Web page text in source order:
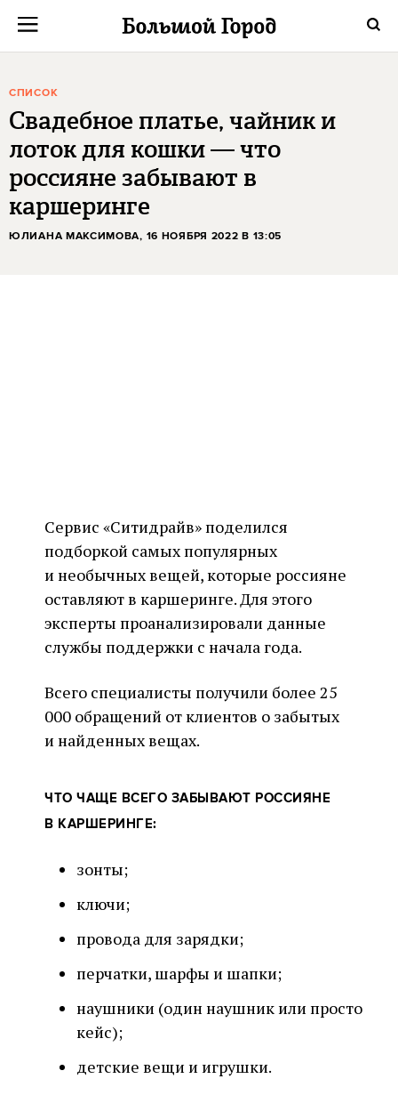
СПИСОК
Свадебное платье, чайник и
лоток для кошки — что
россияне забывают в
каршеринге
ЮЛИАНА МАКСИМОВА, 16 НОЯБРЯ 2022 В 13:05
Сервис «Ситидрайв» поделился
подборкой самых популярных
и необычных вещей, которые россияне
оставляют в каршеринге. Для этого
эксперты проанализировали данные
службы поддержки с начала года.
Всего специалисты получили более 25
000 обращений от клиентов о забытых
и найденных вещах.
ЧТО ЧАЩЕ ВСЕГО ЗАБЫВАЮТ РОССИЯНЕ
В КАРШЕРИНГЕ:
зонты;
ключи;
провода для зарядки;
перчатки, шарфы и шапки;
наушники (один наушник или просто
кейс);
детские вещи и игрушки.